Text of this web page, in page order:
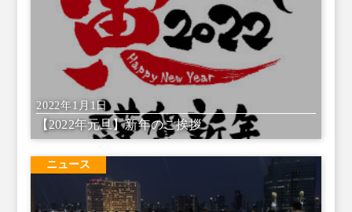
2022年1月1日
【2022年元旦】新年のご挨拶
ニュース